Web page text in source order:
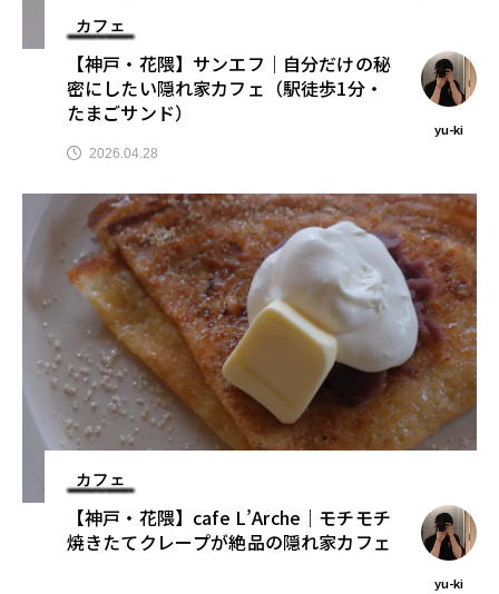
カフェ
【神戸・花隈】サンエフ｜自分だけの秘
密にしたい隠れ家カフェ（駅徒歩1分・
たまごサンド）
yu-ki
2026.04.28
カフェ
【神戸・花隈】cafe L’Arche｜モチモチ
焼きたてクレープが絶品の隠れ家カフェ
yu-ki